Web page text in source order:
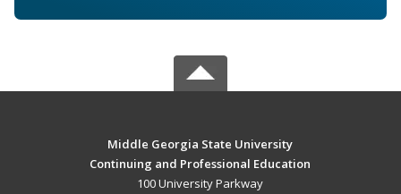
Middle Georgia State University
Continuing and Professional Education
100 University Parkway